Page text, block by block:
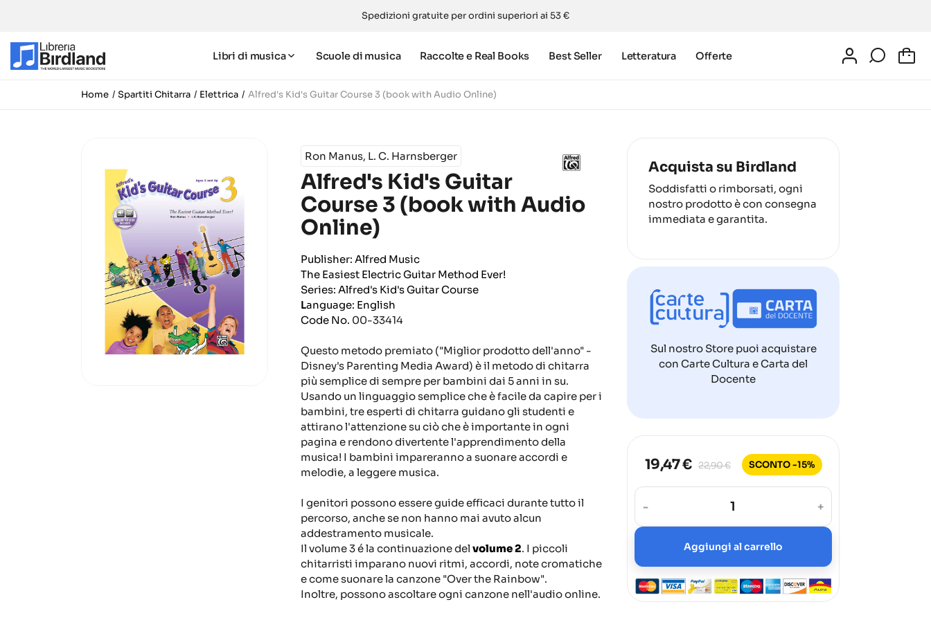
Spedizioni gratuite per ordini superiori ai 53 €
Libri di musica Scuole di musica Raccolte e Real Books Best Seller Letteratura Offerte
Home Spartiti Chitarra Elettrica Alfred's Kid's Guitar Course 3 (book with Audio Online)
Ron Manus, L. C. Harnsberger
Alfred's Kid's Guitar
Course 3 (book with Audio
Online)
Publisher: Alfred Music
The Easiest Electric Guitar Method Ever!
Series: Alfred's Kid's Guitar Course
Language: English
Code No. 00-33414
Questo metodo premiato ("Miglior prodotto dell'anno" -
Disney's Parenting Media Award) è il metodo di chitarra
più semplice di sempre per bambini dai 5 anni in su.
Usando un linguaggio semplice che è facile da capire per i
bambini, tre esperti di chitarra guidano gli studenti e
attirano l'attenzione su ciò che è importante in ogni
pagina e rendono divertente l'apprendimento della
musica! I bambini impareranno a suonare accordi e
melodie, a leggere musica.
I genitori possono essere guide efficaci durante tutto il
percorso, anche se non hanno mai avuto alcun
addestramento musicale.
Il volume 3 é la continuazione del volume 2. I piccoli
chitarristi imparano nuovi ritmi, accordi, note cromatiche
e come suonare la canzone "Over the Rainbow".
Inoltre, possono ascoltare ogni canzone nell'audio online.
Acquista su Birdland
Soddisfatti o rimborsati, ogni
nostro prodotto è con consegna
immediata e garantita.
Sul nostro Store puoi acquistare
con Carte Cultura e Carta del
Docente
19,47 € 22,90 € SCONTO -15%
- +
Aggiungi al carrello